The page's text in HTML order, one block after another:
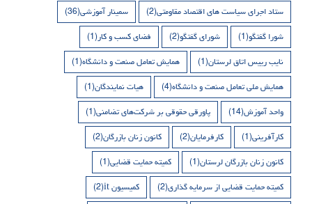
ستاد اجرای سیاست های اقتصاد مقاومتی(2) سمینار آموزشی(36)
شورا گفتگو(1) شورای گفتگو(2) فضای کسب و کار(1)
نایب رییس اتاق لرستان(1) همایش تعامل صنعت و دانشگاه(1)
همایش ملی تعامل صنعت و دانشگاه(4) هیات نمایندگان(1)
واحد آموزش(14) پاورقی حقوقی بر شرکت‌های تضامنی(1)
کارآفرینی(1) کارفرمایان(2) کانون زنان بازرگان(2)
کانون زنان بازرگان لرستان(1) کمیته حمایت قضایی(1)
کمیته حمایت قضایی از سرمایه گذاری(2) کمیسیون it (2)